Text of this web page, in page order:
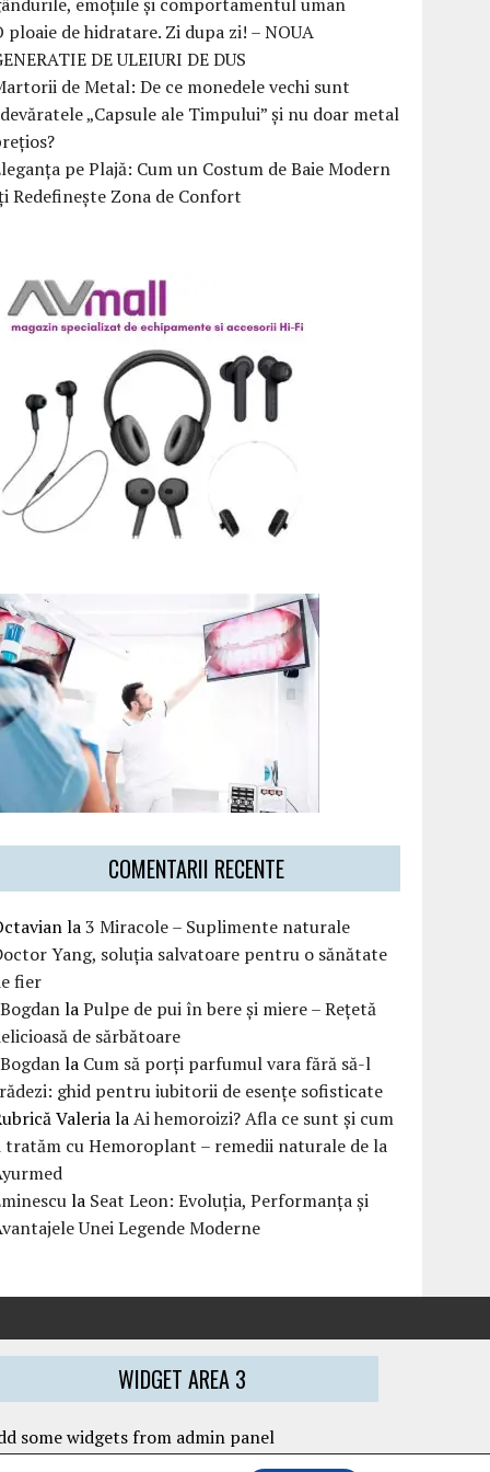
ploaie de hidratare. Zi dupa zi! – NOUA
DE ULEIURI DE DUS
de Metal: De ce monedele vechi sunt
„Capsule ale Timpului” și nu doar metal
pe Plajă: Cum un Costum de Baie Modern
Redefinește Zona de Confort
COMENTARII RECENTE
la3 Miracole – Suplimente naturale
Yang, soluția salvatoare pentru o sănătate
fier
laPulpe de pui în bere și miere – Rețetă
de sărbătoare
la Cum să porți parfumul vara fără să-l
ghid pentru iubitorii de esențe sofisticate
ValerialaAi hemoroizi? Afla ce sunt și cum
tratăm cu Hemoroplant – remedii naturale de la
la Seat Leon: Evoluția, Performanța și
Unei Legende Moderne
WIDGET AREA 3
some widgets from admin panel